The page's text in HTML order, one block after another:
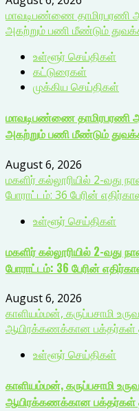
மாவடிபண்ணை தாமிரபரணி
அகற்றும் பணி மீண்டும்
உள்ளூர் செய்திகள்
கட்டுரைகள்
முக்கிய செய்திகள்
மாவடிபண்ணை தாமிரபரணி
அகற்றும் பணி மீண்டும்
August 6, 2026
மகளிர் கல்லூரியில் 2-வது
போராட்டம்: 36 பேரின்
உள்ளூர் செய்திகள்
மகளிர் கல்லூரியில் 2-வது
போராட்டம்: 36 பேரின்
August 6, 2026
காளியம்மன், கருப்பசாமி
ஆயிரக்கணக்கான பக்தர்கள்
உள்ளூர் செய்திகள்
காளியம்மன், கருப்பசாமி
ஆயிரக்கணக்கான பக்தர்கள்